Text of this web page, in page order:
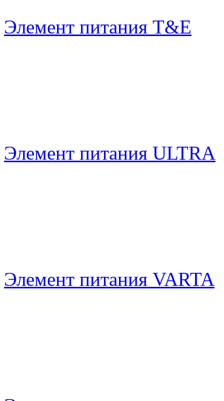
Элемент питания T&E
Элемент питания ULTRA
Элемент питания VARTA